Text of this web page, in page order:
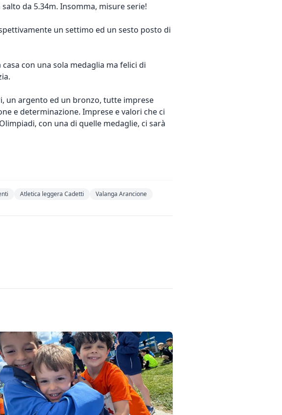
da 5.34m. Insomma, misure serie!
un settimo ed un sesto posto di
con una sola medaglia ma felici di
un argento ed un bronzo, tutte imprese
e determinazione. Imprese e valori che ci
con una di quelle medaglie, ci sarà
Atletica leggera Cadetti Valanga Arancione